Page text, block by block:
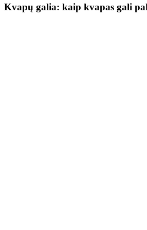
Kvapų galia: kaip kvapas gali